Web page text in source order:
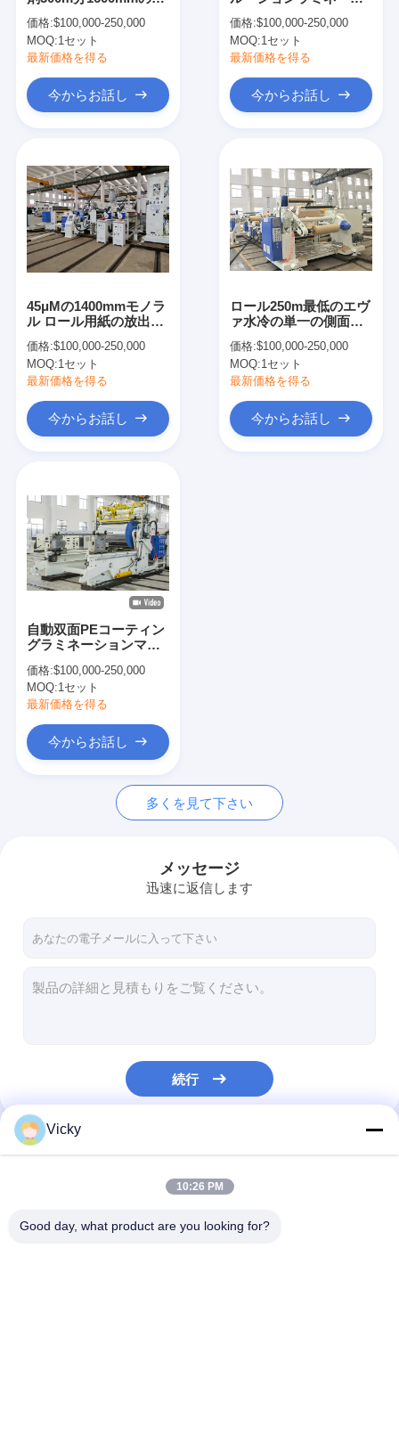
製品
私達について
工場旅行
私達に連絡しなさい
ニュース
放出のコーティングのラミネーション機械
フィルムの薄板になる機械
プラスチック ラミネーション機械
コーティングのラミネーション機械
放出のコータ
紙のコーティング マシン
倍は薄板になる機械味方しました
溶解によって吹かれる生地機械
ション機械
価格:$100,000-250,000
MOQ:1セット
最新価格を得る
今からお話し
価格:$100,000-250,000
MOQ:1セット
最新価格を得る
今からお話し
45μMの1400mmモノラ
ル ロール用紙の放出の
価格:$100,000-250,000
MOQ:1セット
最新価格を得る
今からお話し
ロール250m最低のエヴ
ァ水冷の単一の側面の
ン機械
価格:$100,000-250,000
MOQ:1セット
最新価格を得る
今からお話し
自動双面PEコーティン
グラミネーションマシ
価格:$100,000-250,000
MOQ:1セット
最新価格を得る
今からお話し
多くを見て下さい
メッセージ
迅速に返信します
続行
私たちのカテゴリー
Vicky
10:26 PM
Good day, what product are you looking for?